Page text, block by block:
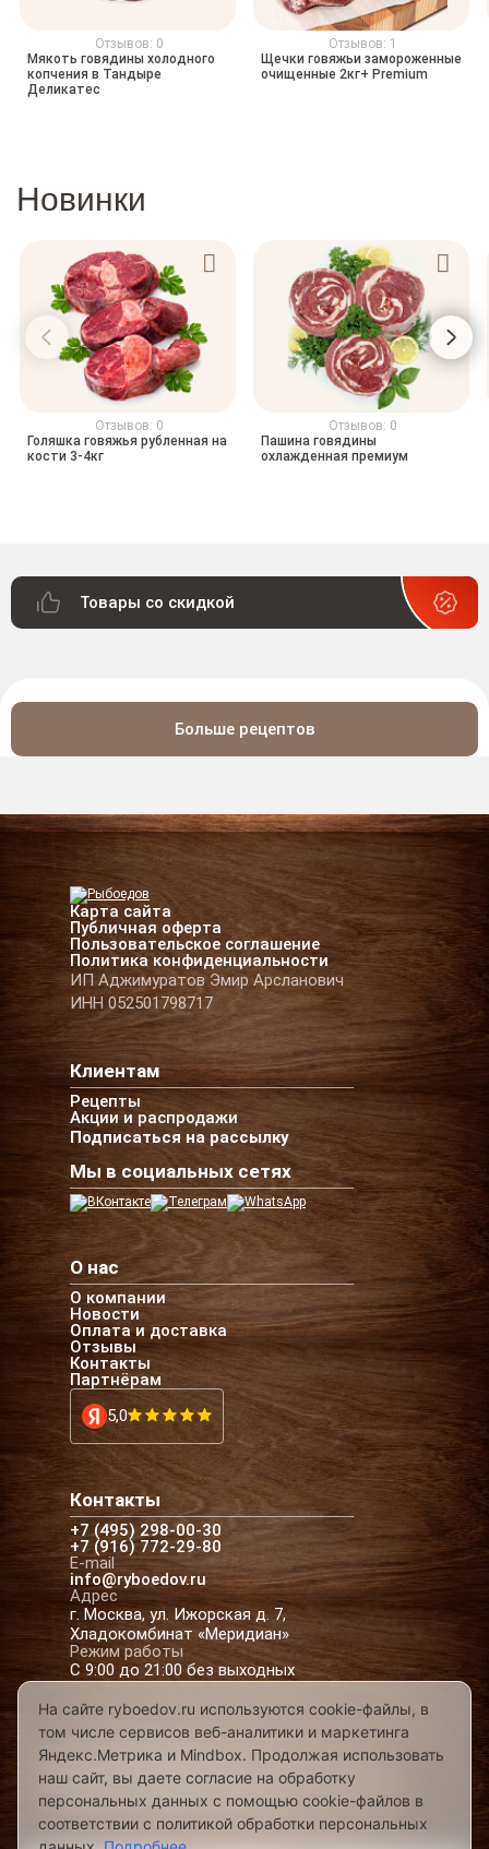
Отзывов: 0
Мякоть говядины холодного
копчения в Тандыре
Деликатес
Отзывов: 1
Щечки говяжьи замороженные
очищенные 2кг+ Premium
Новинки
Отзывов: 0
Голяшка говяжья рубленная на
кости 3-4кг
Отзывов: 0
Пашина говядины
охлажденная премиум
Товары со скидкой
Больше рецептов
Карта сайта
Публичная оферта
Пользовательское соглашение
Политика конфиденциальности
ИП Аджимуратов Эмир Арсланович
ИНН 052501798717
Клиентам
Рецепты
Акции и распродажи
Подписаться на рассылку
Мы в социальных сетях
О нас
О компании
Новости
Оплата и доставка
Отзывы
Контакты
Партнёрам
5,0
Контакты
+7 (495) 298-00-30
+7 (916) 772-29-80
E-mail
info@ryboedov.ru
Адрес
г. Москва, ул. Ижорская д. 7,
Хладокомбинат «Меридиан»
Режим работы
С 9:00 до 21:00 без выходных
© 2026,Рыбоедовъ— доставка рыбы и
морепродуктов в Москве
Предложения на сайте не являются офертой
Разработано в
На сайте ryboedov.ru используются cookie-файлы, в
том числе сервисов веб-аналитики и маркетинга
Яндекс.Метрика и Mindbox. Продолжая использовать
наш сайт, вы даете согласие на обработку
персональных данных с помощью cookie-файлов в
соответствии с политикой обработки персональных